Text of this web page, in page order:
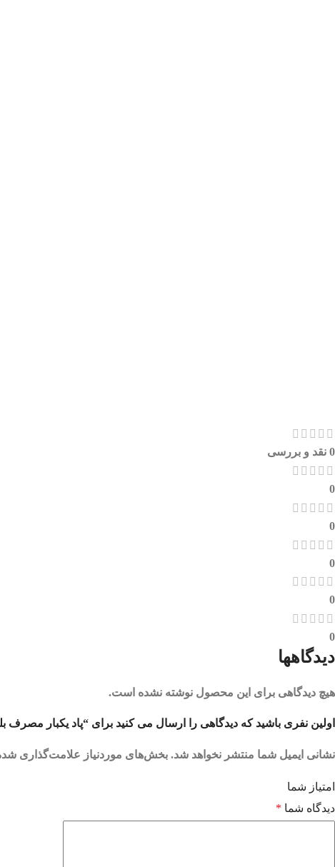
0 نقد و بررسی
0
0
0
0
0
دیدگاهها
هیچ دیدگاهی برای این محصول نوشته نشده است.
اولین نفری باشید که دیدگاهی را ارسال می کنید برای “پاد یکبار مصرف بلوبری یخ 8000
نشانی ایمیل شما منتشر نخواهد شد. بخش‌های موردنیاز علامت‌گذاری
امتیاز شما
دیدگاه شما *